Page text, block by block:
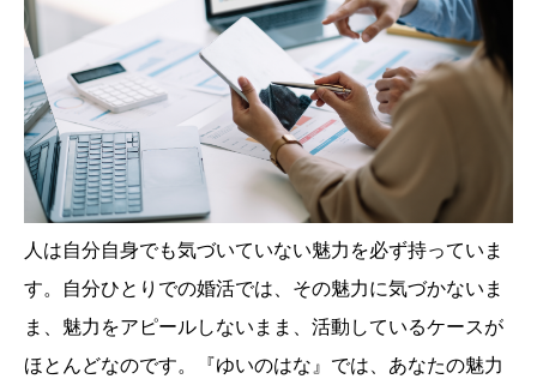
人は自分自身でも気づいていない魅力を必ず持っていま
す。自分ひとりでの婚活では、その魅力に気づかないま
ま、魅力をアピールしないまま、活動しているケースが
ほとんどなのです。『ゆいのはな』では、あなたの魅力